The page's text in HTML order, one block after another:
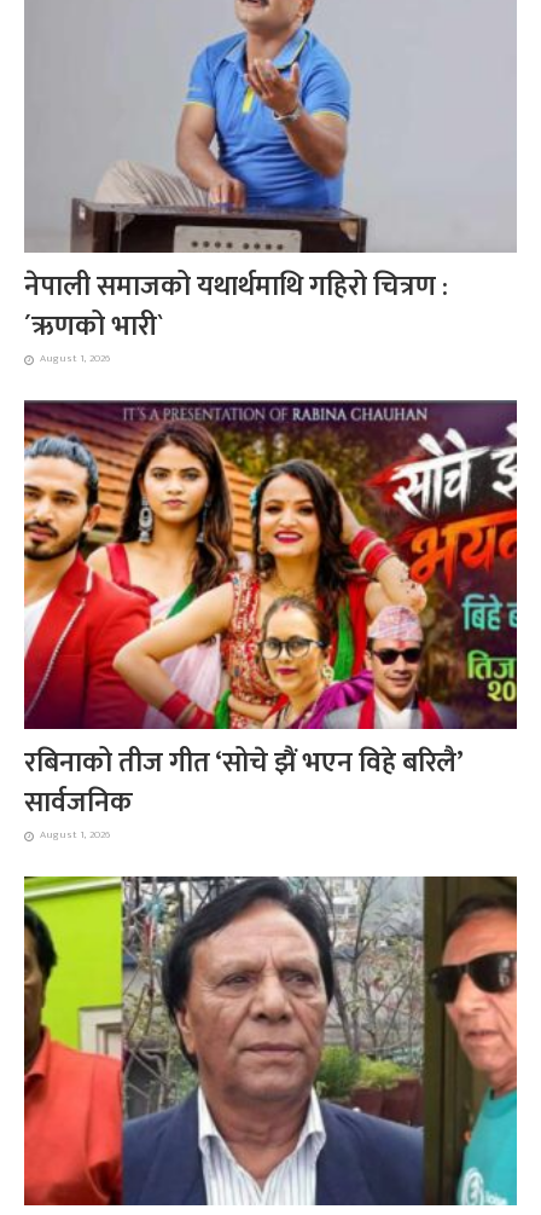
नेपाली समाजको यथार्थमाथि गहिरो चित्रण :
´ऋणको भारी`
August 1, 2026
रबिनाको तीज गीत ‘सोचे झैं भएन विहे बरिलै’
सार्वजनिक
August 1, 2026